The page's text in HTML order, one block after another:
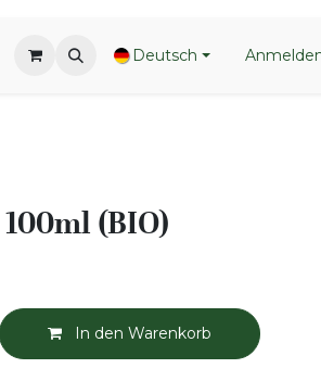
Deutsch
(BIO)
In den Warenkorb